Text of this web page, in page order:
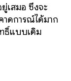
เสมอ ซึ่งจะ
าดการณ์ได้มาก
ธิ์แบบเดิม